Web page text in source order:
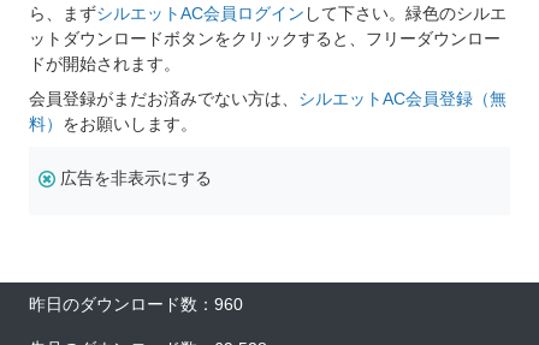
ら、まずシルエットAC会員ログイン して下さい。緑色のシルエ
ットダウンロードボタンをクリックすると、フリーダウンロー
ドが開始されます。
会員登録がまだお済みでない方は、 シルエットAC会員登録（無
料） をお願いします。
広告を非表示にする
昨日のダウンロード数：960